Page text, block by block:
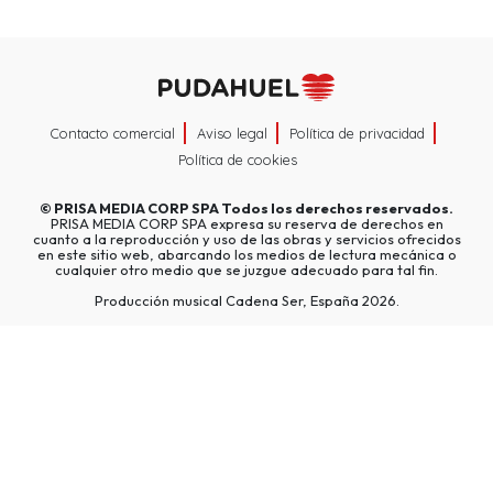
Contacto comercial Aviso legal
Política de privacidad
Política de cookies
© PRISA MEDIA CORP SPATodos los derechos reservados.
PRISA MEDIA CORP SPA expresa su reserva de derechos en
cuanto a la reproducción y uso de las obras y servicios ofrecidos
en este sitio web, abarcando los medios de lectura mecánica o
cualquier otro medio que se juzgue adecuado para tal fin.
Producción musical Cadena Ser, España 2026.